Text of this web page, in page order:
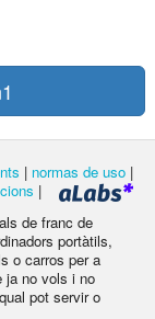
| normas de uso |
|
de franc de
portàtils,
o carros per a
ja no vols i no
pot servir o